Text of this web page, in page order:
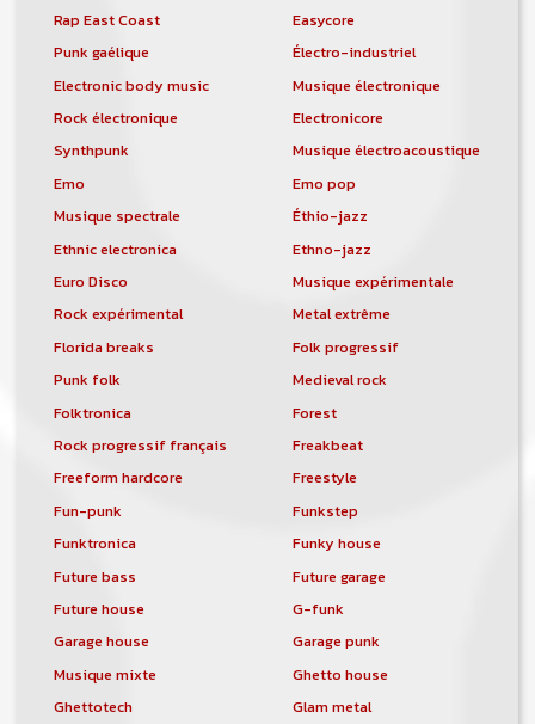
Rap East Coast
Easycore
Punk gaélique
Électro-industriel
Electronic body music
Musique électronique
Rock électronique
Electronicore
Synthpunk
Musique électroacoustique
Emo
Emo pop
Musique spectrale
Éthio-jazz
Ethnic electronica
Ethno-jazz
Euro Disco
Musique expérimentale
Rock expérimental
Metal extrême
Florida breaks
Folk progressif
Punk folk
Medieval rock
Folktronica
Forest
Rock progressif français
Freakbeat
Freeform hardcore
Freestyle
Fun-punk
Funkstep
Funktronica
Funky house
Future bass
Future garage
Future house
G-funk
Garage house
Garage punk
Musique mixte
Ghetto house
Ghettotech
Glam metal